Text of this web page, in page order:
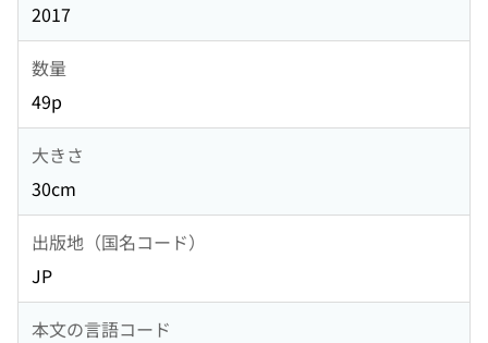
2017
数量
49p
大きさ
30cm
出版地（国名コード）
JP
本文の言語コード